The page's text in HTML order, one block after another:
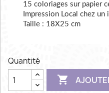
15 coloriages sur papier
Impression Local chez
Taille : 18X25 cm
Quantité
